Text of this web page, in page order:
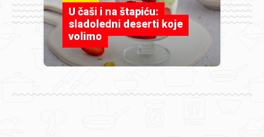
U čaši i na štapiću:
sladoledni deserti koje
volimo